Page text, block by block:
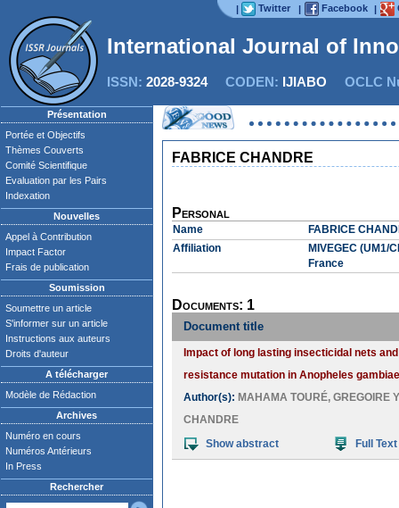
| Twitter | Facebook |
International Journal of
ISSN: 2028-9324CODEN: IJIABO OCLC
Présentation
Portée et Objectifs
Thèmes Couverts
Comité Scientifique
Evaluation par les Pairs
Indexation
Nouvelles
Appel à Contribution
Impact Factor
Frais de publication
Soumission
Soumettre un article
S'informer sur un article
Instructions aux auteurs
Droits d'auteur
A télécharger
Modèle de Rédaction
Archives
Numéro en cours
Numéros Antérieurs
In Press
Rechercher
FABRICE CHANDRE
Personal
Name
FABRICE
Affiliation
MIVEGEC (UM1/
France
Documents: 1
Document title
Impact of long lasting insecticidal nets
resistance mutation in Anopheles
Author(s): MAHAMA TOURÉ, GREGOIRE
CHANDRE
Show abstract
Full Text